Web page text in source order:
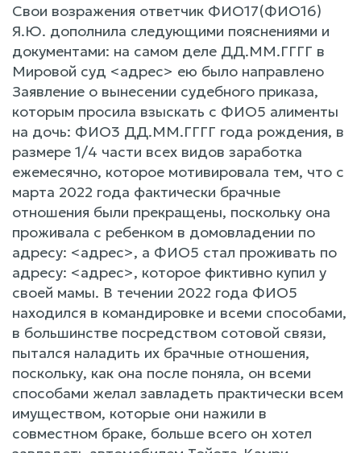
Свои возражения ответчик ФИО17(ФИО16)
Я.Ю. дополнила следующими пояснениями и
документами: на самом деле ДД.ММ.ГГГГ в
Мировой суд <адрес> ею было направлено
Заявление о вынесении судебного приказа,
которым просила взыскать с ФИО5 алименты
на дочь: ФИО3 ДД.ММ.ГГГГ года рождения, в
размере 1/4 части всех видов заработка
ежемесячно, которое мотивировала тем, что с
марта 2022 года фактически брачные
отношения были прекращены, поскольку она
проживала с ребенком в домовладении по
адресу: <адрес>, а ФИО5 стал проживать по
адресу: <адрес>, которое фиктивно купил у
своей мамы. В течении 2022 года ФИО5
находился в командировке и всеми способами,
в большинстве посредством сотовой связи,
пытался наладить их брачные отношения,
поскольку, как она после поняла, он всеми
способами желал завладеть практически всем
имуществом, которые они нажили в
совместном браке, больше всего он хотел